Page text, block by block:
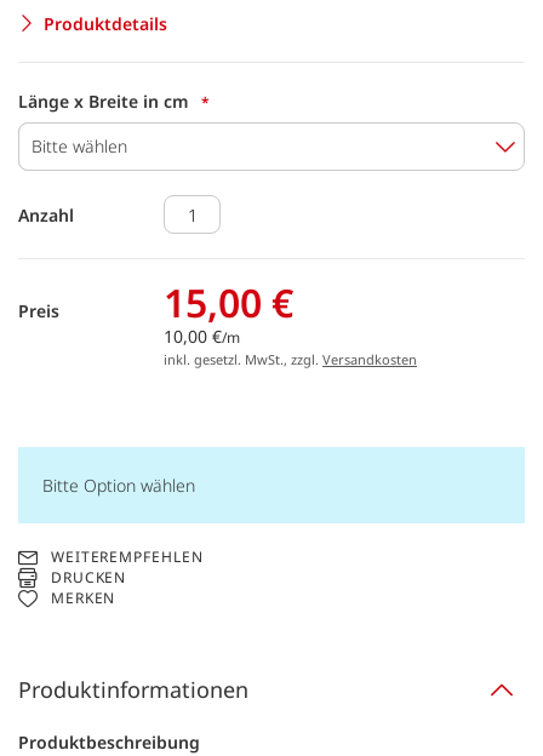
Produktdetails
Länge x Breite in cm
Bitte wählen
Anzahl
Preis 15,00 €
10,00 €/m
inkl. gesetzl. MwSt., zzgl. Versandkosten
Bitte Option wählen
WEITEREMPFEHLEN
DRUCKEN
MERKEN
Produktinformationen
Produktbeschreibung